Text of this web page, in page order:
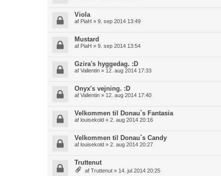
Viola
af PiaH » 9. sep 2014 13:49
Mustard
af PiaH » 9. sep 2014 13:54
Gzira's hyggedag. :D
af Vallentin » 12. aug 2014 17:33
Onyx's vejning. :D
af Vallentin » 12. aug 2014 17:40
Velkommen til Donau`s Fantasia
af louisekold » 2. aug 2014 20:16
Velkommen til Donau`s Candy
af louisekold » 2. aug 2014 20:27
Truttenut
af Truttenut » 14. jul 2014 20:25